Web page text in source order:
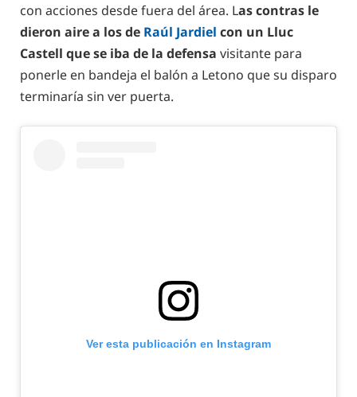
con acciones desde fuera del área. Las contras le
dieron aire a los de Raúl Jardiel con un Lluc
Castell que se iba de la defensa visitante para
ponerle en bandeja el balón a Letono que su disparo
terminaría sin ver puerta.
Ver esta publicación en Instagram